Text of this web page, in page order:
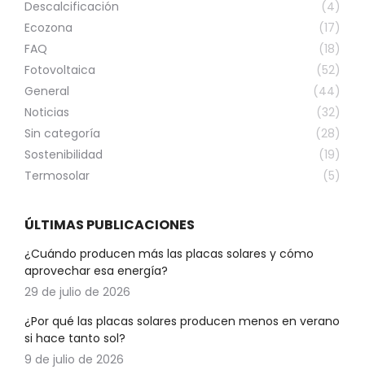
Descalcificación
(4)
Ecozona
(17)
FAQ
(18)
Fotovoltaica
(52)
General
(44)
Noticias
(32)
Sin categoría
(28)
Sostenibilidad
(19)
Termosolar
(5)
ÚLTIMAS PUBLICACIONES
¿Cuándo producen más las placas solares y cómo
aprovechar esa energía?
29 de julio de 2026
¿Por qué las placas solares producen menos en verano
si hace tanto sol?
9 de julio de 2026